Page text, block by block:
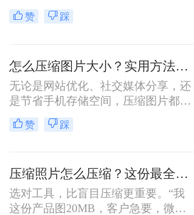
速度或适应社交媒体、邮件等平台的
文件大小限制。那么图片怎么压缩
赞 踩
怎么压缩图片大小？实用方法分享（覆盖6种场景+参数优化+避坑技巧）！
无论是网站优化、社交媒体分享，还
是节省手机存储空间，压缩图片都是
刚需。那么怎么压缩图片大小呢？本
文从零基础小白到技术开发者，系统
赞 踩
压缩照片怎么压缩？这份最全压缩指南，小白也能轻松降80%！
选对工具，比盲目压缩更重要。“我
这份产品图20MB，客户急要，微信